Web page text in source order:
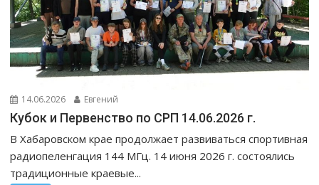
14.06.2026 Евгений
Кубок и Первенство по СРП 14.06.2026 г.
В Хабаровском крае продолжает развиваться спортивная
радиопеленгация 144 МГц. 14 июня 2026 г. состоялись
традиционные краевые...